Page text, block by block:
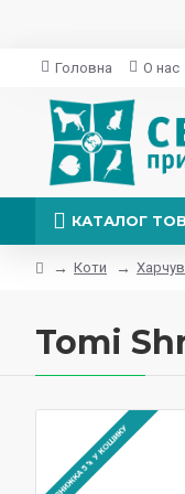
Головна О нас
КАТАЛОГ
Коти
Tomi
ЗНИЖКА 5% У КОШИКУ